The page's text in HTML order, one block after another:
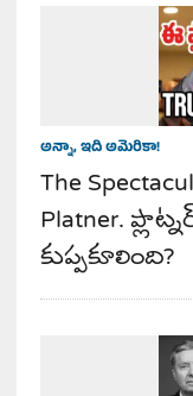
అన్నా, ఇది అమెరికా!
The
Platner.
కుప్పకూలింది?